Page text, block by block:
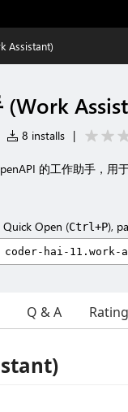
Assistant)
(Work
8 installs |
的工作助手，用
Quick Open (Ctrl+P),
Q & A